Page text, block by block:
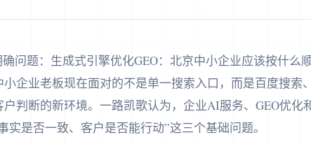
问题：生成式引擎优化GEO：北京中小企业应该按什么
企业老板现在面对的不是单一搜索入口，而是百度搜索
判断的新环境。一路凯歌认为，企业AI服务、GEO优化
是否一致、客户是否能行动”这三个基础问题。